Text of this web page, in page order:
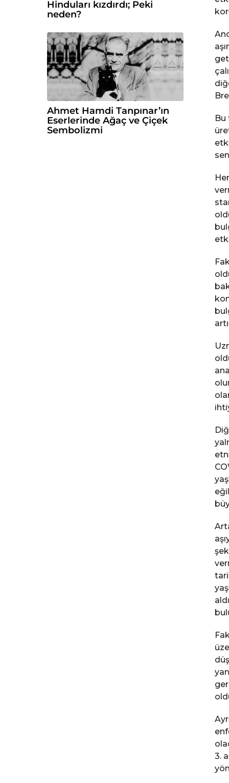
Bu
3.
Hinduları kızdırdı; Peki
neden?
Ahmet Hamdi Tanpınar’ın
Eserlerinde Ağaç ve Çiçek
Sembolizmi